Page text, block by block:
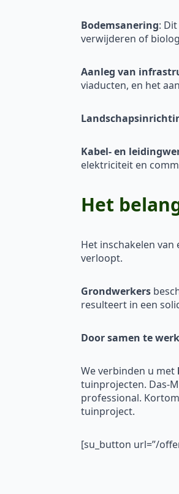
Bodemsanering:
verwijderen of
Aanleg van
viaducten, en het
Kabel- en
elektriciteit en
Het
Het inschakelen van
verloopt.
Grondwerkers
resulteert in een
Door samen te
We verbinden u met
tuinprojecten. Das-
professional.
tuinproject.
[su_button url=”/